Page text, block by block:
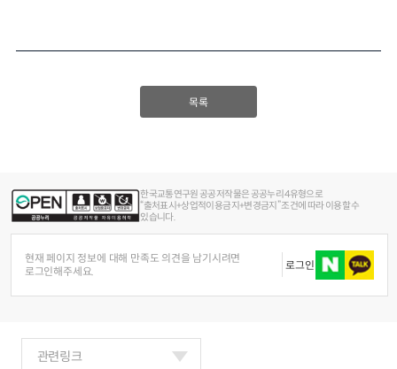
목록
한국교통연구원 공공저작물은 공공누리 4유형으로
“출처표시+상업적이용금지+변경금지” 조건에 따라 이용할 수
있습니다.
현재 페이지 정보에 대해 만족도 의견을 남기시려면
로그인해주세요.
로그인
관련링크